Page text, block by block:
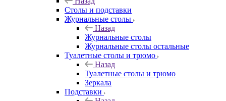
Столы и подставки
Журнальные столы
Назад
Журнальные столы
Журнальные столы остальные
Туалетные столы и трюмо
Назад
Туалетные столы и трюмо
Зеркала
Подставки